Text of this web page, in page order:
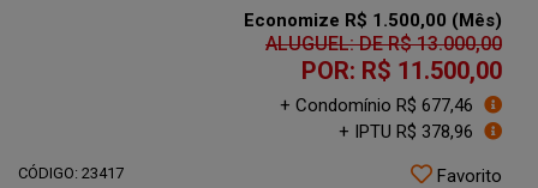
Economize R$ 1.500,00 (Mês)
ALUGUEL: DE R$ 13.000,00
POR: R$ 11.500,00
+ Condomínio R$ 677,46
+ IPTU R$ 378,96
CÓDIGO: 23417 Favorito